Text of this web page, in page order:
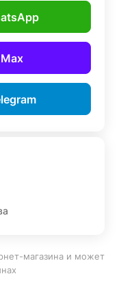
магазина и может